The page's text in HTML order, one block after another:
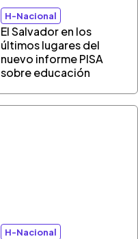
H-Nacional
El Salvador en los
últimos lugares del
nuevo informe PISA
sobre educación
H-Nacional